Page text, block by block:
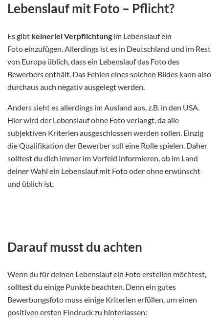
Lebenslauf mit Foto – Pflicht?
Es gibt keinerlei Verpflichtung im Lebenslauf ein
Foto einzufügen. Allerdings ist es in Deutschland und im Rest
von Europa üblich, dass ein Lebenslauf das Foto des
Bewerbers enthält. Das Fehlen eines solchen Bildes kann also
durchaus auch negativ ausgelegt werden.
Anders sieht es allerdings im Ausland aus, z.B. in den USA.
Hier wird der Lebenslauf ohne Foto verlangt, da alle
subjektiven Kriterien ausgeschlossen werden sollen. Einzig
die Qualifikation der Bewerber soll eine Rolle spielen. Daher
solltest du dich immer im Vorfeld informieren, ob im Land
deiner Wahl ein Lebenslauf mit Foto oder ohne erwünscht
und üblich ist.
Darauf musst du achten
Wenn du für deinen Lebenslauf ein Foto erstellen möchtest,
solltest du einige Punkte beachten. Denn ein gutes
Bewerbungsfoto muss einige Kriterien erfüllen, um einen
positiven ersten Eindruck zu hinterlassen: